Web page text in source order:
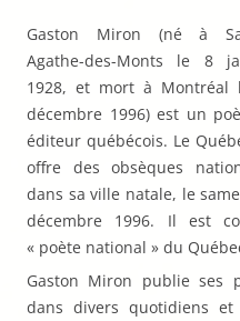
Gaston Miron (né à
Agathe-des-Monts le 8
1928, et mort à Montréal
décembre 1996) est un
éditeur québécois. Le
offre des obsèques
dans sa ville natale, le
décembre 1996. Il est
« poète national » du
Gaston Miron publie ses
dans divers quotidiens